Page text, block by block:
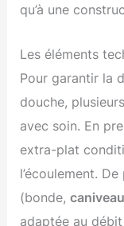
qu’à une
Les éléments
Pour garantir la
douche,
avec soin. En
extra-plat
l’écoulement.
(bonde,caniveau
adaptée au